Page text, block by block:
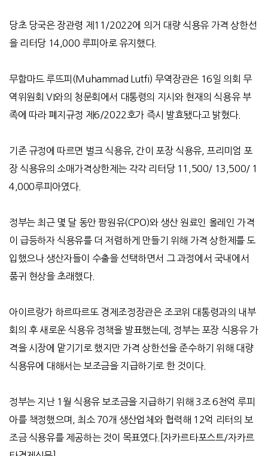
당초 당국은 장관령 제11/2022에 의거 대량 식용유 가격 상한선
을 리터당 14,000 루피아로 유지했다.
무함마드 루뜨피(Muhammad Lutfi) 무역장관은 16일 의회 무
역위원회 VI와의 청문회에서 대통령의 지시와 현재의 식용유 부
족에 따라 폐지규정 제6/2022호가 즉시 발효됐다고 밝혔다.
기존 규정에 따르면 벌크 식용유, 간이 포장 식용유, 프리미엄 포
장 식용유의 소매가격상한제는 각각 리터당 11,500/ 13,500/ 1
4,000루피아였다.
정부는 최근 몇 달 동안 팜원유(CPO)와 생산 원료인 올레인 가격
이 급등하자 식용유를 더 저렴하게 만들기 위해 가격 상한제를 도
입했으나 생산자들이 수출을 선택하면서 그 과정에서 국내에서
품귀 현상을 초래했다.
아이르랑가 하르따르또 경제조정장관은 조코위 대통령과의 내부
회의 후 새로운 식용유 정책을 발표했는데, 정부는 포장 식용유 가
격을 시장에 맡기기로 했지만 가격 상한선을 준수하기 위해 대량
식용유에 대해서는 보조금을 지급하기로 한 것이다.
정부는 지난 1월 식용유 보조금을 지급하기 위해 3조 6천억 루피
아를 책정했으며, 최소 70개 생산업체와 협력해 12억 리터의 보
조금 식용유를 제공하는 것이 목표였다.[자카르타포스트/자카르